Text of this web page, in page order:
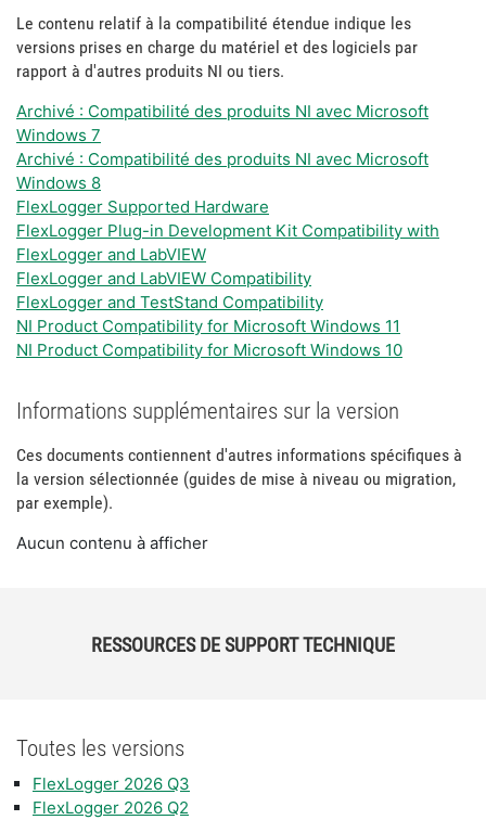
Le contenu relatif à la compatibilité étendue indique les
versions prises en charge du matériel et des logiciels par
rapport à d'autres produits NI ou tiers.
Archivé : Compatibilité des produits NI avec Microsoft
Windows 7
Archivé : Compatibilité des produits NI avec Microsoft
Windows 8
FlexLogger Supported Hardware
FlexLogger Plug-in Development Kit Compatibility with
FlexLogger and LabVIEW
FlexLogger and LabVIEW Compatibility
FlexLogger and TestStand Compatibility
NI Product Compatibility for Microsoft Windows 11
NI Product Compatibility for Microsoft Windows 10
Informations supplémentaires sur la version
Ces documents contiennent d'autres informations spécifiques à
la version sélectionnée (guides de mise à niveau ou migration,
par exemple).
Aucun contenu à afficher
RESSOURCES DE SUPPORT TECHNIQUE
Toutes les versions
FlexLogger 2026 Q3
FlexLogger 2026 Q2